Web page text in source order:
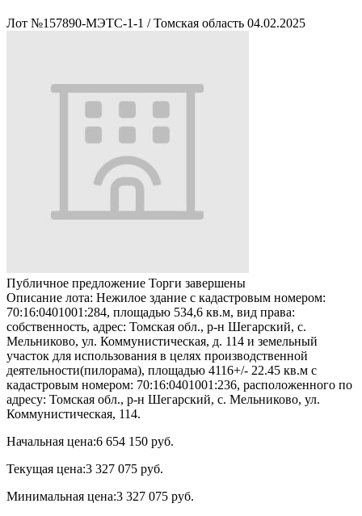
Лот №157890-МЭТС-1-1 / Томская область 04.02.2025
Публичное предложение Торги завершены
Описание лота: Нежилое здание с кадастровым номером:
70:16:0401001:284, площадью 534,6 кв.м, вид права:
собственность, адрес: Томская обл., р-н Шегарский, с.
Мельниково, ул. Коммунистическая, д. 114 и земельный
участок для использования в целях производственной
деятельности(пилорама), площадью 4116+/- 22.45 кв.м с
кадастровым номером: 70:16:0401001:236, расположенного по
адресу: Томская обл., р-н Шегарский, с. Мельниково, ул.
Коммунистическая, 114.
Начальная цена:6 654 150 руб.
Текущая цена:3 327 075 руб.
Минимальная цена:3 327 075 руб.